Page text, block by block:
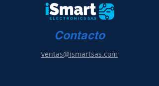
Contacto
ventas@ismartsas.com